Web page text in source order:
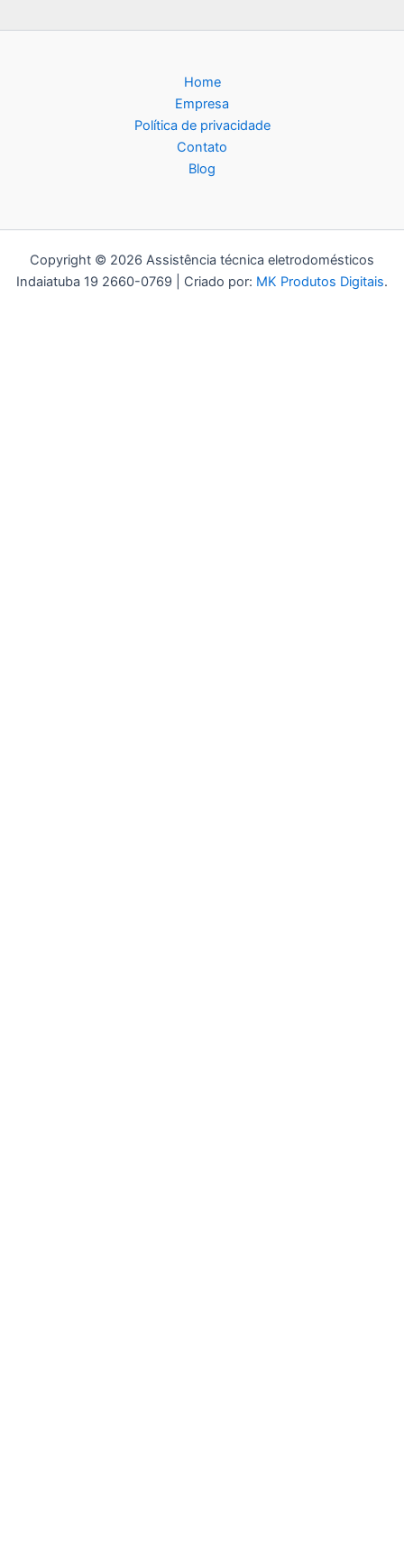
Home
Empresa
Política de privacidade
Contato
Blog
Copyright © 2026 Assistência técnica eletrodomésticos
Indaiatuba 19 2660-0769 | Criado por: MK Produtos Digitais.